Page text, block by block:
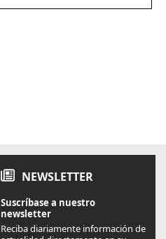
NEWSLETTER
Suscríbase a nuestro
newsletter
Reciba diariamente información de